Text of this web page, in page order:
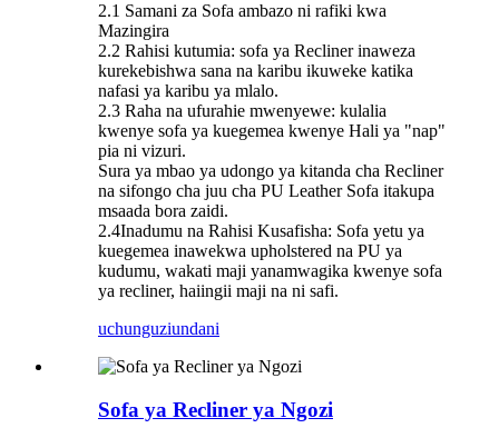
2.1 Samani za Sofa ambazo ni rafiki kwa
Mazingira
2.2 Rahisi kutumia: sofa ya Recliner inaweza
kurekebishwa sana na karibu ikuweke katika
nafasi ya karibu ya mlalo.
2.3 Raha na ufurahie mwenyewe: kulalia
kwenye sofa ya kuegemea kwenye Hali ya "nap"
pia ni vizuri.
Sura ya mbao ya udongo ya kitanda cha Recliner
na sifongo cha juu cha PU Leather Sofa itakupa
msaada bora zaidi.
2.4Inadumu na Rahisi Kusafisha: Sofa yetu ya
kuegemea inawekwa upholstered na PU ya
kudumu, wakati maji yanamwagika kwenye sofa
ya recliner, haiingii maji na ni safi.
uchunguziundani
Sofa ya Recliner ya Ngozi